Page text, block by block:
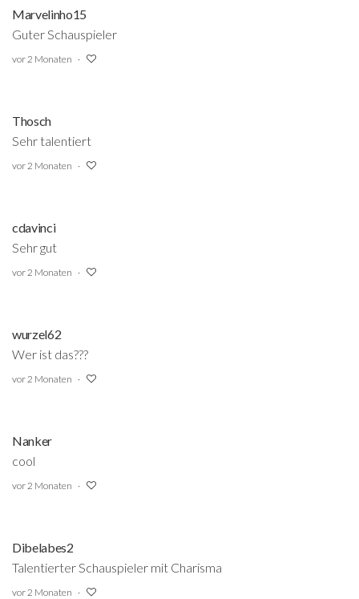
Marvelinho15
Guter Schauspieler
vor 2 Monaten
Thosch
Sehr talentiert
vor 2 Monaten
cdavinci
Sehr gut
vor 2 Monaten
wurzel62
Wer ist das???
vor 2 Monaten
Nanker
cool
vor 2 Monaten
Dibelabes2
Talentierter Schauspieler mit Charisma
vor 2 Monaten